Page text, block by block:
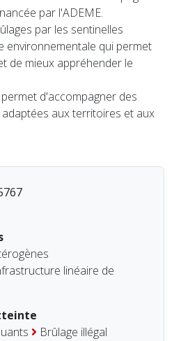
par l'ADEME.
par les sentinelles
environnementale qui permet
de mieux appréhender le
d'accompagner des
aux territoires et aux
linéaire de
Brûlage illégal